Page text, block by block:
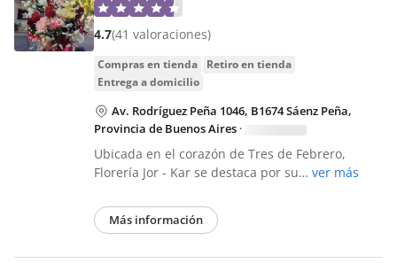
4.7(41 valoraciones)
compras en tienda
retiro en tienda
entrega a domicilio
Av. Rodríguez Peña 1046, B1674 Sáenz Peña,
Provincia de Buenos Aires ·
Ubicada en el corazón de Tres de Febrero,
Florería Jor - Kar se destaca por su… ver más
Más información